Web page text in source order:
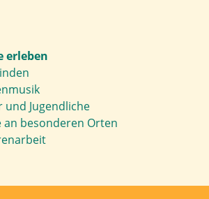
erleben
und Jugendliche
an besonderen Orten